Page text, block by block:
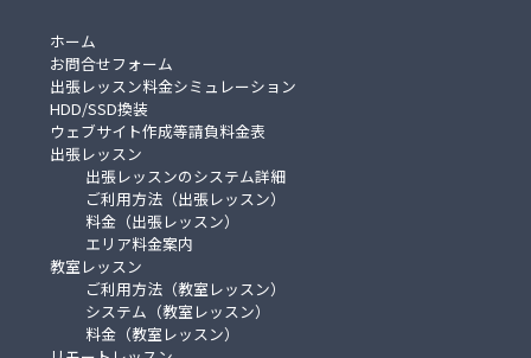
ホーム
お問合せフォーム
出張レッスン料金シミュレーション
HDD/SSD換装
ウェブサイト作成等請負料金表
出張レッスン
出張レッスンのシステム詳細
ご利用方法（出張レッスン）
料金（出張レッスン）
エリア料金案内
教室レッスン
ご利用方法（教室レッスン）
システム（教室レッスン）
料金（教室レッスン）